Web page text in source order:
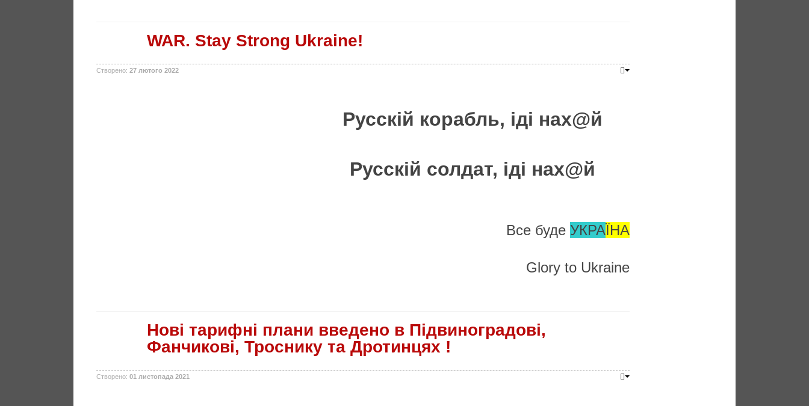
WAR. Stay Strong Ukraine!
Створено: 27 лютого 2022
Русскiй корабль, iдi нах@й
Русскiй cолдат, iдi нах@й
Все буде УКРАЇНА
Glory to Ukraine
Нові тарифні плани введено в Підвиноградові,
Фанчикові, Троснику та Дротинцях !
Створено: 01 листопада 2021